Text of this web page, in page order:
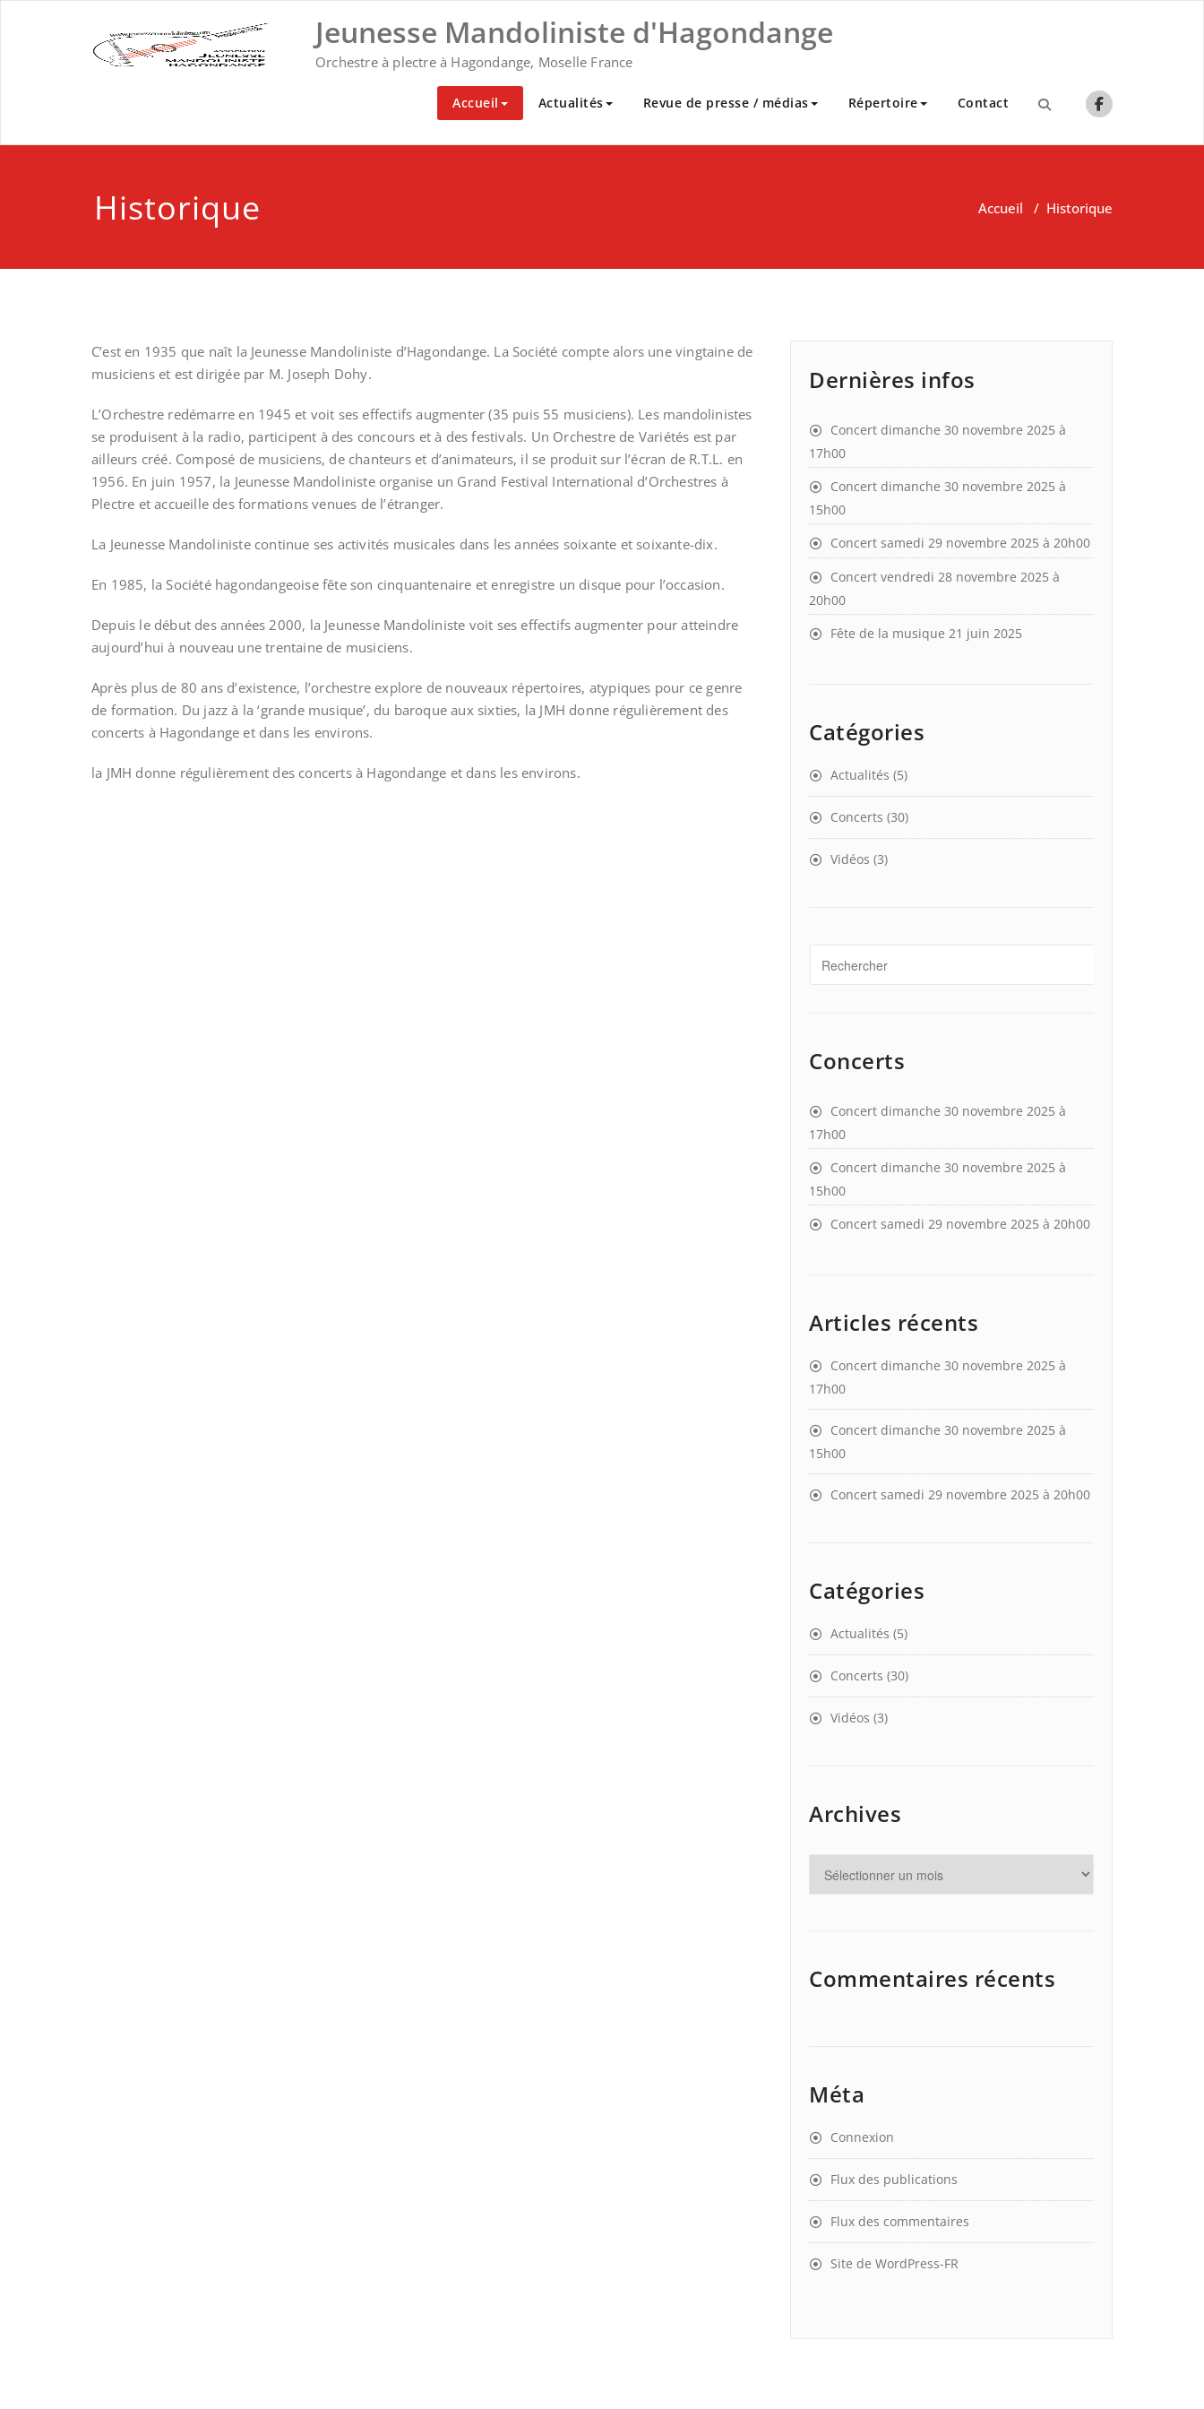
Jeunesse Mandoliniste d'Hagondange
Orchestre à plectre à Hagondange, Moselle France
Accueil Actualités Revue de presse / médias Répertoire Contact
Historique Accueil / Historique
C’est en 1935 que naît la Jeunesse Mandoliniste d’Hagondange. La Société compte alors une vingtaine de
musiciens et est dirigée par M. Joseph Dohy.
L’Orchestre redémarre en 1945 et voit ses effectifs augmenter (35 puis 55 musiciens). Les mandolinistes
se produisent à la radio, participent à des concours et à des festivals. Un Orchestre de Variétés est par
ailleurs créé. Composé de musiciens, de chanteurs et d’animateurs, il se produit sur l’écran de R.T.L. en
1956. En juin 1957, la Jeunesse Mandoliniste organise un Grand Festival International d’Orchestres à
Plectre et accueille des formations venues de l’étranger.
La Jeunesse Mandoliniste continue ses activités musicales dans les années soixante et soixante-dix.
En 1985, la Société hagondangeoise fête son cinquantenaire et enregistre un disque pour l’occasion.
Depuis le début des années 2000, la Jeunesse Mandoliniste voit ses effectifs augmenter pour atteindre
aujourd’hui à nouveau une trentaine de musiciens.
Après plus de 80 ans d’existence, l’orchestre explore de nouveaux répertoires, atypiques pour ce genre
de formation. Du jazz à la ‘grande musique’, du baroque aux sixties, la JMH donne régulièrement des
concerts à Hagondange et dans les environs.
la JMH donne régulièrement des concerts à Hagondange et dans les environs.
Dernières infos
Concert dimanche 30 novembre 2025 à
17h00
Concert dimanche 30 novembre 2025 à
15h00
Concert samedi 29 novembre 2025 à 20h00
Concert vendredi 28 novembre 2025 à
20h00
Fête de la musique 21 juin 2025
Catégories
Actualités (5)
Concerts (30)
Vidéos (3)
Concerts
Concert dimanche 30 novembre 2025 à
17h00
Concert dimanche 30 novembre 2025 à
15h00
Concert samedi 29 novembre 2025 à 20h00
Articles récents
Concert dimanche 30 novembre 2025 à
17h00
Concert dimanche 30 novembre 2025 à
15h00
Concert samedi 29 novembre 2025 à 20h00
Catégories
Actualités (5)
Concerts (30)
Vidéos (3)
Archives
Commentaires récents
Méta
Connexion
Flux des publications
Flux des commentaires
Site de WordPress-FR